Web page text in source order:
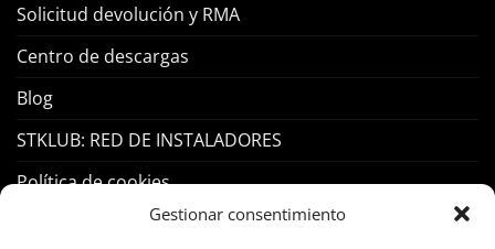
Gestionar consentimiento
Solicitud devolución y RMA
Centro de descargas
Blog
STKLUB: RED DE INSTALADORES
Política de cookies